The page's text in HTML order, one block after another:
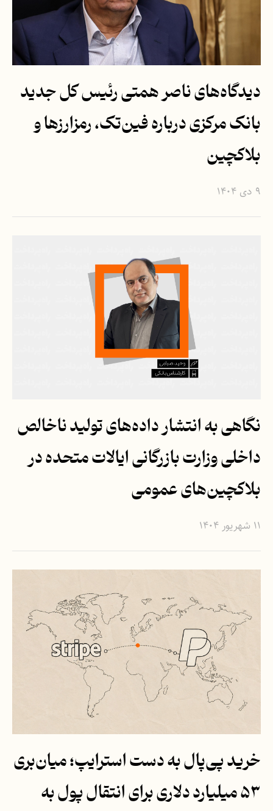
دیدگاه‌های ناصر همتی رئيس کل جدید
بانک مرکزی درباره فین‌تک، رمزارزها و
بلاکچین
۹ دی ۱۴۰۴
نگاهی به انتشار داده‌های تولید ناخالص
داخلی وزارت بازرگانی ایالات متحده در
بلاکچین‌های عمومی
۱۱ شهریور ۱۴۰۴
خرید پی‌پال به دست استرایپ؛ میان‌بری
۵۳ میلیارد دلاری برای انتقال پول به